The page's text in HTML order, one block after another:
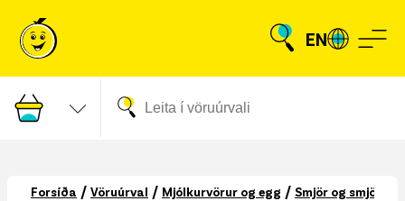
EN
Forsíða / Vöruúrval / Mjólkurvörur og egg / Smjör og smjörlíki